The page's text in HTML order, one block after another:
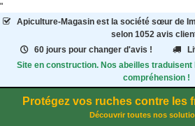
"
Apiculture-Magasinest la société sœur de
selon 1052 avis
60 jours pour changer d'avis !
Site en construction. Nos abeilles traduisent
compréhension !
Protégez vos ruches contre les
Découvrir toutes nos